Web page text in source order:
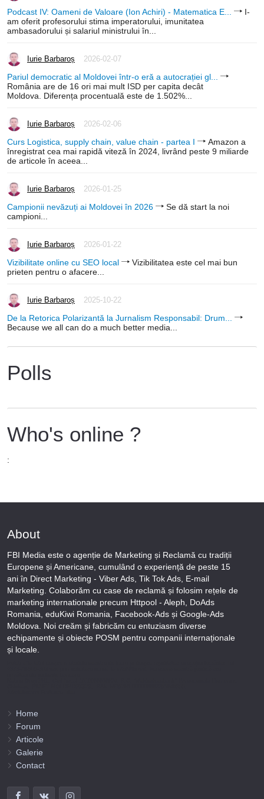
Podcast IV: Oameni de Valoare (Ion Achiri) - Matematica E...
I-
am oferit profesorului stima imperatorului, imunitatea
ambasadorului și salariul ministrului în...
Iurie Barbaroș 2026-02-07
Pariul democratic al Moldovei într-o eră a autocrației gl...
România are de 16 ori mai mult ISD per capita decât
Moldova. Diferența procentuală este de 1.502%...
Iurie Barbaroș 2026-02-06
Curs Logistica, supply chain, value chain - partea I
Amazon a
înregistrat cea mai rapidă viteză în 2024, livrând peste 9 miliarde
de articole în aceea...
Iurie Barbaroș 2026-01-25
Campionii nevăzuți ai Moldovei în 2026
Se dă start la noi
campioni...
Iurie Barbaroș 2026-01-22
Vizibilitate online cu SEO local
Vizibilitatea este cel mai bun
prieten pentru o afacere...
Iurie Barbaroș 2025-10-22
De la Retorica Polarizantă la Jurnalism Responsabil: Drum...
Because we all can do a much better media...
Polls
Who's online ?
:
About
FBI Media este o agenție de Marketing și Reclamă cu tradiții
Europene și Americane, cumulând o experiență de peste 15
ani în Direct Marketing - Viber Ads, Tik Tok Ads, E-mail
Marketing. Colaborăm cu case de reclamă și folosim rețele de
marketing internationale precum Httpool - Aleph, DoAds
Romania, eduKiwi Romania, Facebook-Ads și Google-Ads
Moldova. Noi creăm și fabricăm cu entuziasm diverse
echipamente și obiecte POSM pentru companii internaționale
și locale.
Home
Forum
Articole
Galerie
Contact